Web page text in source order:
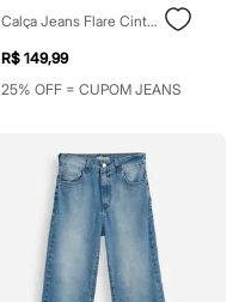
Calça Jeans Flare Cintura Alta Azul
R$ 149,99
25% OFF = CUPOM JEANS